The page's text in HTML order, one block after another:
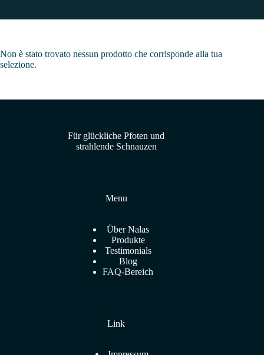
Non è stato trovato nessun prodotto che corrisponde alla tua
selezione.
Für glückliche Pfoten und
strahlende Schnauzen
Menu
Über Nalas
Produkte
Testimonials
Blog
FAQ-Bereich
Link